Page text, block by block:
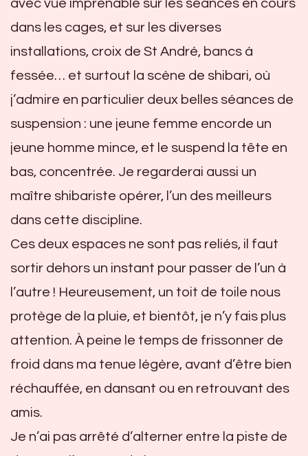
avec vue imprenable sur les séances en cours
dans les cages, et sur les diverses
installations, croix de St André, bancs à
fessée… et surtout la scène de shibari, où
j’admire en particulier deux belles séances de
suspension : une jeune femme encorde un
jeune homme mince, et le suspend la tête en
bas, concentrée. Je regarderai aussi un
maître shibariste opérer, l’un des meilleurs
dans cette discipline.
Ces deux espaces ne sont pas reliés, il faut
sortir dehors un instant pour passer de l’un à
l’autre ! Heureusement, un toit de toile nous
protège de la pluie, et bientôt, je n’y fais plus
attention. À peine le temps de frissonner de
froid dans ma tenue légère, avant d’être bien
réchauffée, en dansant ou en retrouvant des
amis.
Je n’ai pas arrêté d’alterner entre la piste de